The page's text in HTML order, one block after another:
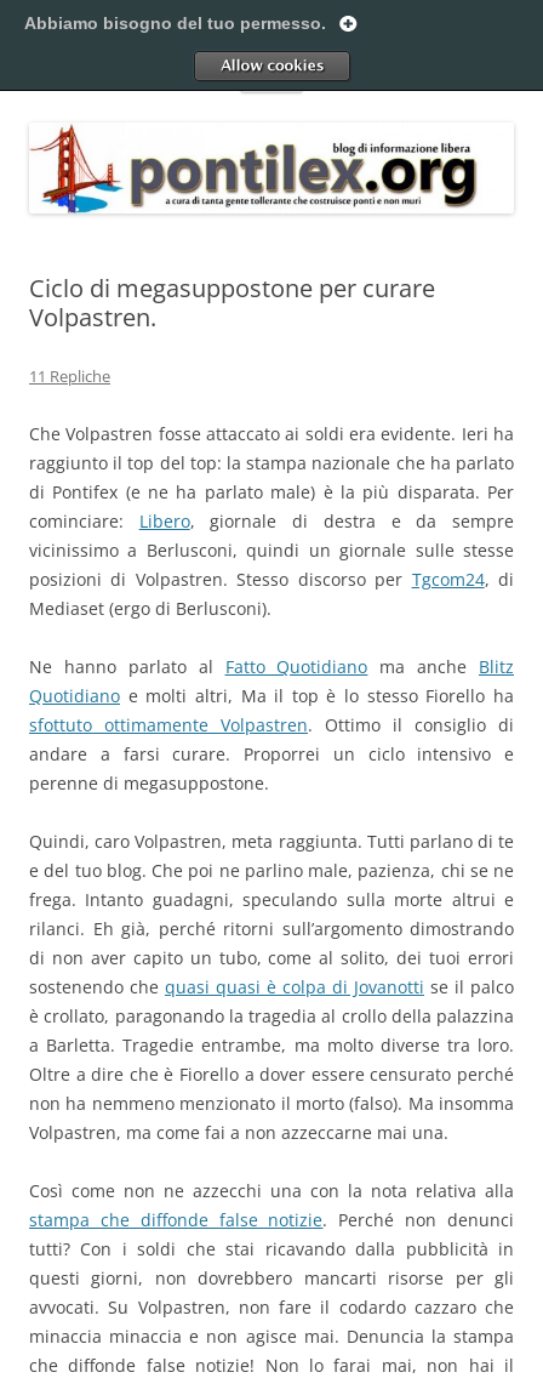
al
Pontilex
Menu
Ciclo di megasuppostone per curare
Volpastren.
11 Repliche
Che Volpastren fosse attaccato ai soldi era evidente. Ieri ha
raggiunto il top del top: la stampa nazionale che ha parlato
di Pontifex (e ne ha parlato male) è la più disparata. Per
cominciare: Libero, giornale di destra e da sempre
vicinissimo a Berlusconi, quindi un giornale sulle stesse
posizioni di Volpastren. Stesso discorso per Tgcom24, di
Mediaset (ergo di Berlusconi).
Ne hanno parlato al Fatto Quotidiano ma anche Blitz
Quotidiano e molti altri, Ma il top è lo stesso Fiorello ha
sfottuto ottimamente Volpastren. Ottimo il consiglio di
andare a farsi curare. Proporrei un ciclo intensivo e
perenne di megasuppostone.
Quindi, caro Volpastren, meta raggiunta. Tutti parlano di te
e del tuo blog. Che poi ne parlino male, pazienza, chi se ne
frega. Intanto guadagni, speculando sulla morte altrui e
rilanci. Eh già, perché ritorni sull’argomento dimostrando
di non aver capito un tubo, come al solito, dei tuoi errori
sostenendo che quasi quasi è colpa di Jovanotti se il palco
è crollato, paragonando la tragedia al crollo della palazzina
a Barletta. Tragedie entrambe, ma molto diverse tra loro.
Oltre a dire che è Fiorello a dover essere censurato perché
non ha nemmeno menzionato il morto (falso). Ma insomma
Volpastren, ma come fai a non azzeccarne mai una.
Così come non ne azzecchi una con la nota relativa alla
stampa che diffonde false notizie. Perché non denunci
tutti? Con i soldi che stai ricavando dalla pubblicità in
questi giorni, non dovrebbero mancarti risorse per gli
avvocati. Su Volpastren, non fare il codardo cazzaro che
minaccia minaccia e non agisce mai. Denuncia la stampa
che diffonde false notizie! Non lo farai mai, non hai il
Abbiamo bisogno del tuo permesso.